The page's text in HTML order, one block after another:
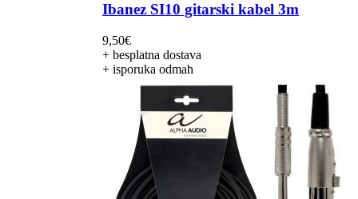
Ibanez SI10 gitarski kabel 3m
9,50€
+ besplatna dostava
+ isporuka odmah